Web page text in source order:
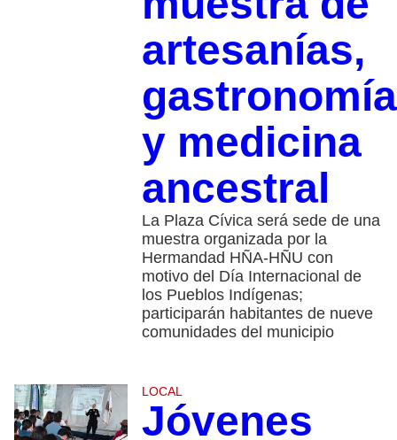
artesanías,
gastronomía
y medicina
ancestral
La Plaza Cívica será sede de una
muestra organizada por la
Hermandad HÑA-HÑU con
motivo del Día Internacional de
los Pueblos Indígenas;
participarán habitantes de nueve
comunidades del municipio
LOCAL
Jóvenes